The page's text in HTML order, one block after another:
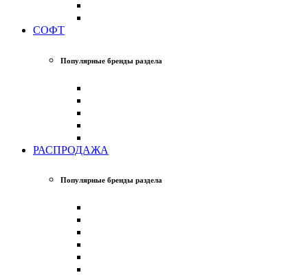
СОФТ
Популярные бренды раздела
РАСПРОДАЖА
Популярные бренды раздела